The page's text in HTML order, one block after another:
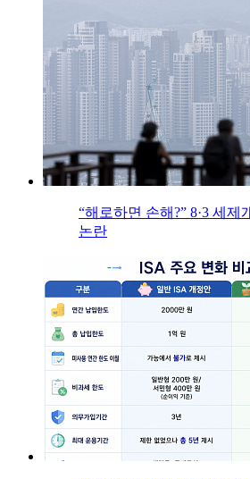
“해로하면 손해?” 8·3 세제
논란